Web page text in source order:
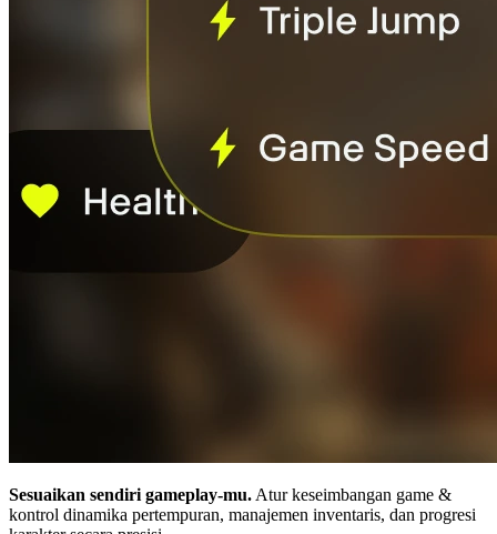
Sesuaikan sendiri gameplay-mu. Atur keseimbangan game &
kontrol dinamika pertempuran, manajemen inventaris, dan progresi